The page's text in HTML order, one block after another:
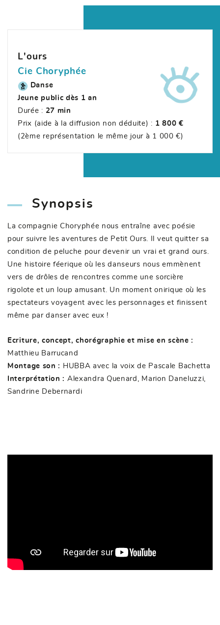
L'ours
Cie Choryphée
Danse
Jeune public dès 1 an
Durée : 27 min
Prix (aide à la diffusion non déduite) : 1 800 €
(2ème représentation le même jour à 1 000 €)
Synopsis
La compagnie Choryphée nous entraîne avec poésie
pour suivre les aventures de Petit Ours. Il veut quitter sa
condition de peluche pour devenir un vrai et grand ours.
Une histoire féerique où les danseurs nous emmènent
vers de drôles de rencontres comme une sorcière
rigolote et un loup amusant. Un moment onirique où les
spectateurs voyagent avec les personnages et finissent
même par danser avec eux !
Ecriture, concept, chorégraphie et mise en scène :
Matthieu Barrucand
Montage son : HUBBA avec la voix de Pascale Bachetta
Interprétation : Alexandra Quenard, Marion Daneluzzi,
Sandrine Debernardi